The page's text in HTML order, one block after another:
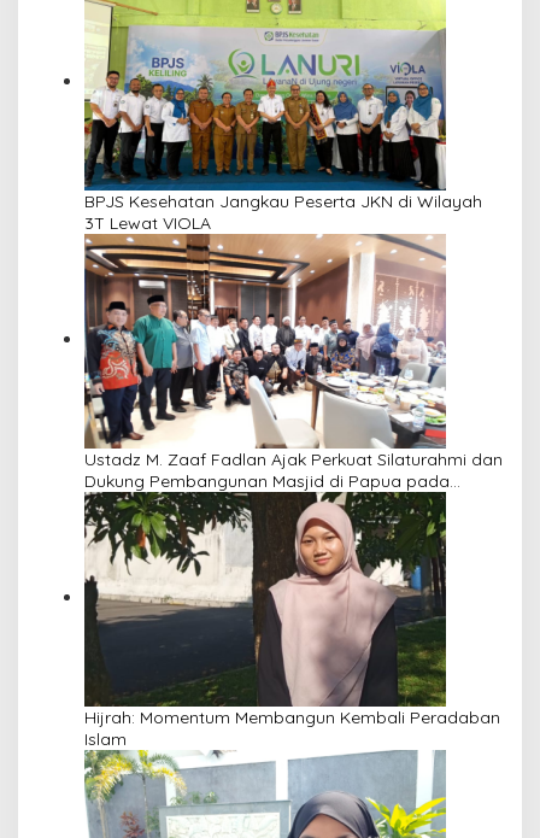
BPJS Kesehatan Jangkau Peserta JKN di Wilayah
3T Lewat VIOLA
Ustadz M. Zaaf Fadlan Ajak Perkuat Silaturahmi dan
Dukung Pembangunan Masjid di Papua pada
Pengajian Yayasan Alimbas Insan Cita
Hijrah: Momentum Membangun Kembali Peradaban
Islam